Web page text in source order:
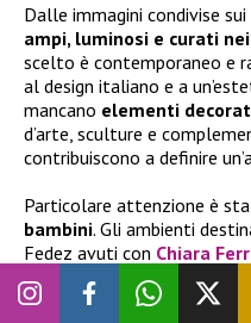
Dalle immagini condivise
ampi, luminosi e curati
scelto è contemporaneo e
al design italiano e a
mancano elementi
d’arte, sculture e
contribuiscono a definire
Particolare attenzione è
bambini. Gli ambienti
Fedez avuti con Chiara
presentano tonalità neutre
parati con animali della